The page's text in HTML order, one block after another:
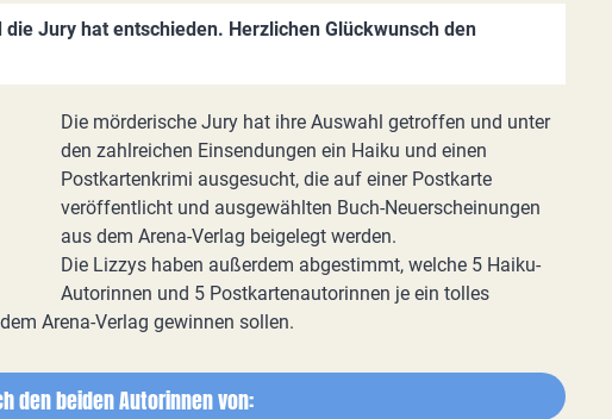
Jury hat entschieden. Herzlichen Glückwunsch den
Die mörderische Jury hat ihre Auswahl getroffen und unter
den zahlreichen Einsendungen ein Haiku und einen
Postkartenkrimi ausgesucht, die auf einer Postkarte
veröffentlicht und ausgewählten Buch-Neuerscheinungen
aus dem Arena-Verlag beigelegt werden.
Die Lizzys haben außerdem abgestimmt, welche 5 Haiku-
Autorinnen und 5 Postkartenautorinnen je ein tolles
Arena-Verlag gewinnen sollen.
den beiden Autorinnen von: